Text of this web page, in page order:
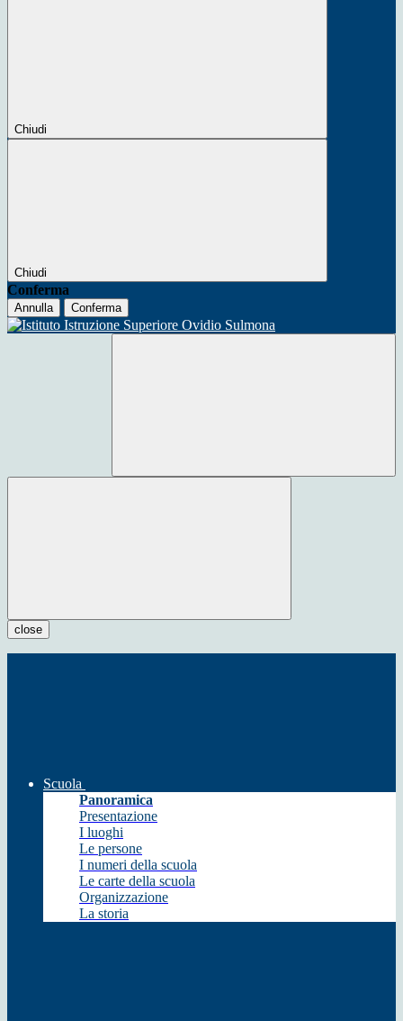
Chiudi
Chiudi
Conferma
Annulla Conferma
close
Scuola
Panoramica
Presentazione
I luoghi
Le persone
I numeri della scuola
Le carte della scuola
Organizzazione
La storia